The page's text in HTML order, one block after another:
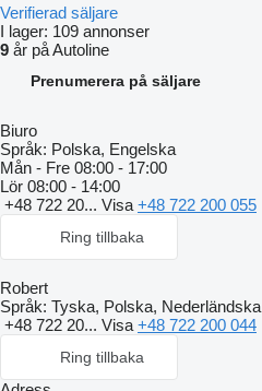
Verifierad säljare
I lager: 109 annonser
9 år på Autoline
Prenumerera på säljare
Biuro
Språk: Polska, Engelska
Mån - Fre 08:00 - 17:00
Lör 08:00 - 14:00
+48 722 20... Visa +48 722 200 055
Ring tillbaka
Robert
Språk: Tyska, Polska, Nederländska
+48 722 20... Visa +48 722 200 044
Ring tillbaka